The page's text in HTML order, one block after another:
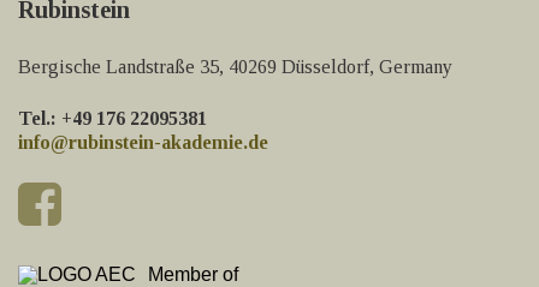
Rubinstein
Bergische Landstraße 35, 40269 Düsseldorf, Germany
Tel.: +49 176 22095381
info@rubinstein-akademie.de
Member of